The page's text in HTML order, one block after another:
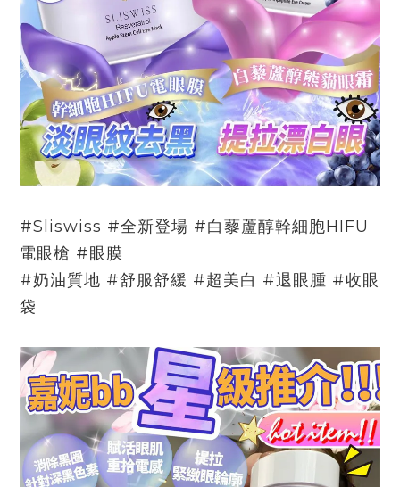
#Sliswiss #全新登場 #白藜蘆醇幹細胞HIFU
電眼槍 #眼膜
#奶油質地 #舒服舒緩 #超美白 #退眼腫 #收眼
袋